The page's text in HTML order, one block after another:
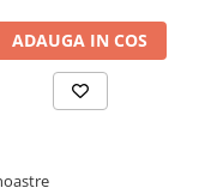
ADAUGA IN COS